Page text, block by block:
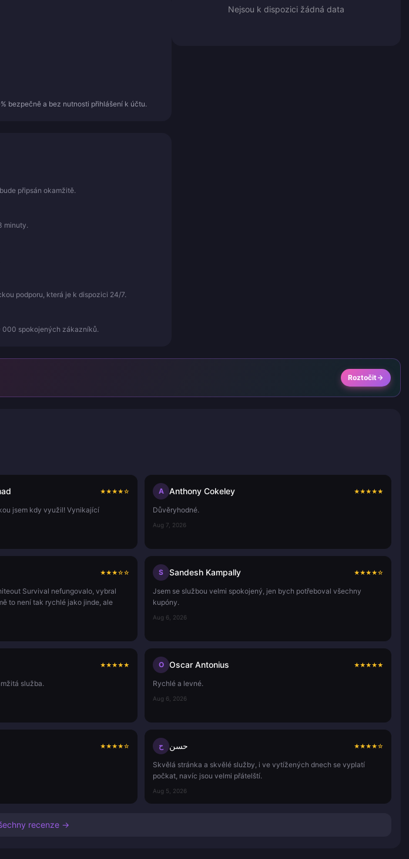
bezpečně a bez nutnosti přihlášení k účtu.
připsán okamžitě.
minuty.
podporu, která je k dispozici 24/7.
000 spokojených zákazníků.
Nejsou k dispozici žádná data
Roztočit
★★★★☆
jsem kdy využil! Vynikající
A Anthony Cokeley ★★★★★
Důvěryhodné.
Aug 7, 2026
★★★☆☆
Survival nefungovalo, vybral
to není tak rychlé jako jinde, ale
S Sandesh Kampally ★★★★☆
Jsem se službou velmi spokojený, jen bych potřeboval všechny
kupóny.
Aug 6, 2026
★★★★★
služba.
O Oscar Antonius ★★★★★
Rychlé a levné.
Aug 6, 2026
★★★★☆ ح حسن ★★★★☆
Skvělá stránka a skvělé služby, i ve vytížených dnech se vyplatí
počkat, navíc jsou velmi přátelští.
Aug 5, 2026
recenze →